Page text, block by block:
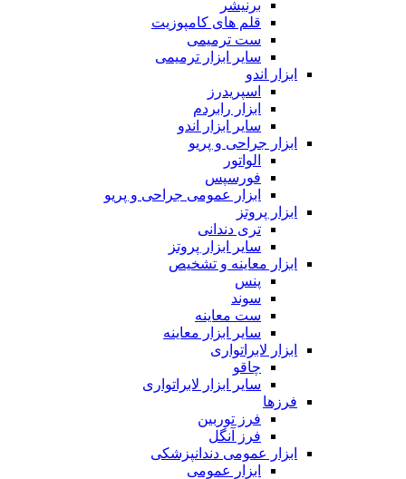
برنیشر
قلم های کامپوزیت
ست ترمیمی
سایر ابزار ترمیمی
ابزار اندو
اسپریدرز
ابزار رابردم
سایر ابزار اندو
ابزار جراحی و پریو
الواتور
فورسپس
ابزار عمومی جراحی و پریو
ابزار پروتز
تری دندانی
سایر ابزار پروتز
ابزار معاینه و تشخیص
پنس
سوند
ست معاینه
سایر ابزار معاینه
ابزار لابراتواری
چاقو
سایر ابزار لابراتواری
فرزها
فرز توربین
فرز آنگل
ابزار عمومی دندانپزشکی
ابزار عمومی